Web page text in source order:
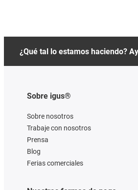
¿Qué tal lo estamos haciendo?
Sobre igus®
Sobre nosotros
Trabaje con nosotros
Prensa
Blog
Ferias comerciales